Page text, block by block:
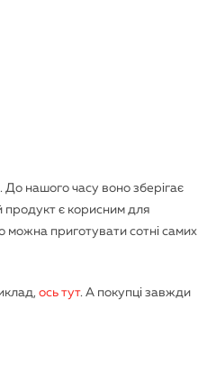
До нашого часу воно зберігає
продукт є корисним для
приготувати сотні самих
ось тут. А покупці завжди